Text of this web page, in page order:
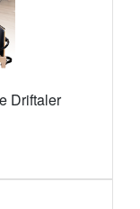
Driftaler